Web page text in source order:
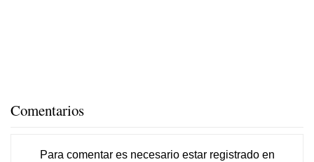
Comentarios
Para comentar es necesario estar registradoen